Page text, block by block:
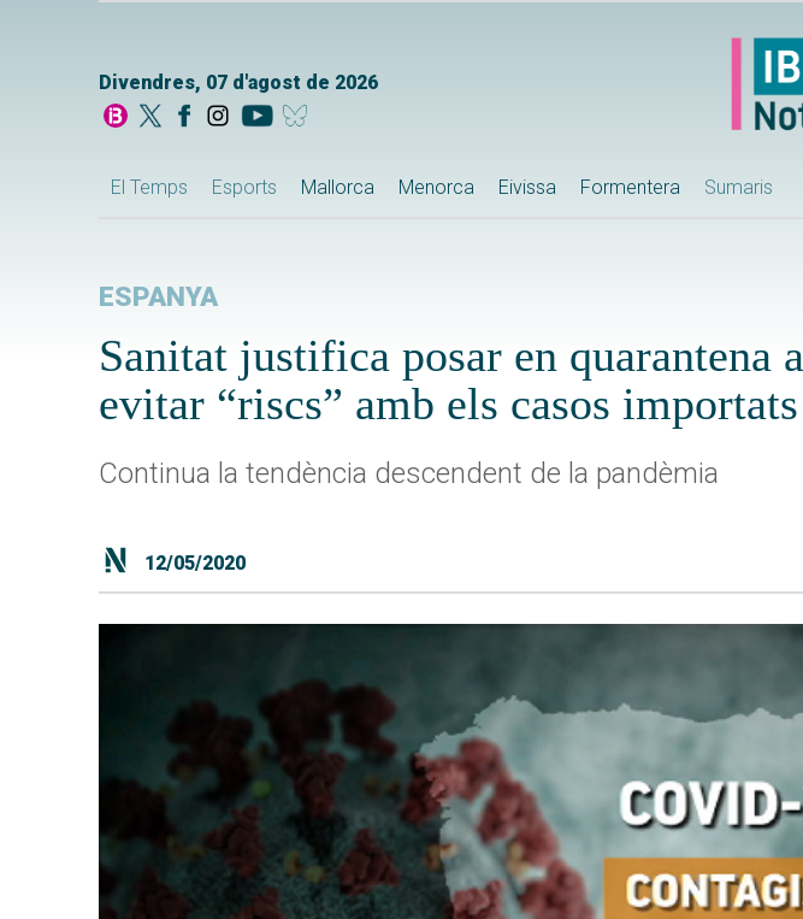
Divendres, 07 d'agost de 2026
El Temps Esports Mallorca Menorca Eivissa Formentera Sumaris
ESPANYA
Sanitat justifica posar en quarantena
evitar “riscs” amb els casos importats
Continua la tendència descendent de la pandèmia
12/05/2020